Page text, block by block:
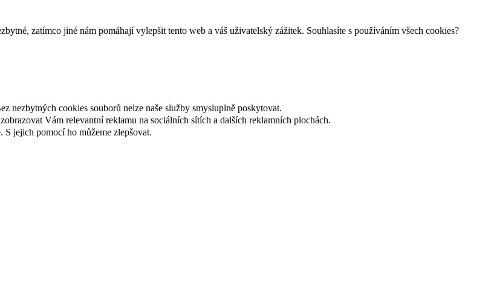
zatímco jiné nám pomáhají vylepšit tento web a váš uživatelský zážitek. Souhlasíte s používáním všech cookies?
nezbytných cookies souborů nelze naše služby smysluplně poskytovat.
Vám relevantní reklamu na sociálních sítích a dalších reklamních plochách.
jejich pomocí ho můžeme zlepšovat.